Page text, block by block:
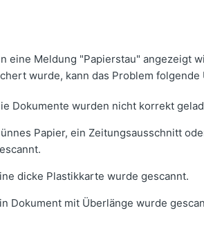
eine Meldung "Papierstau" angezeigt
wurde, kann das Problem folgende
Dokumente wurden nicht korrekt
Papier, ein Zeitungsausschnitt
dicke Plastikkarte wurde gescannt.
Dokument mit Überlänge wurde